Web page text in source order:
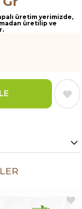
üretim yerimizde,
üretilip ve